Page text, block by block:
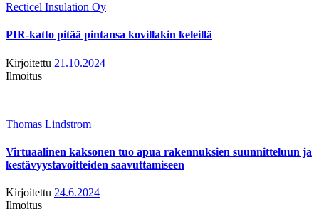
Recticel Insulation Oy
PIR-katto pitää pintansa kovillakin keleillä
Kirjoitettu 21.10.2024
Ilmoitus
Thomas Lindstrom
Virtuaalinen kaksonen tuo apua rakennuksien suunnitteluun ja
kestävyystavoitteiden saavuttamiseen
Kirjoitettu 24.6.2024
Ilmoitus